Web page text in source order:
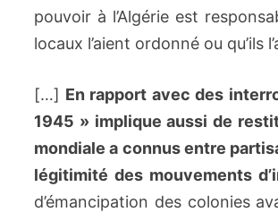
pouvoir à l’Algérie est
locaux l’aient ordonné ou
[…] En rapport avec des
1945 » implique aussi de
mondiale a connus entre
légitimité des mouvements
d’émancipation des colonies